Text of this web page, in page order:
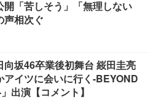
開「苦しそう」「無理しない
声相次ぐ
向坂46卒業後初舞台 䋝田圭亮
アイツに会いに行く-BEYOND
出演【コメント】